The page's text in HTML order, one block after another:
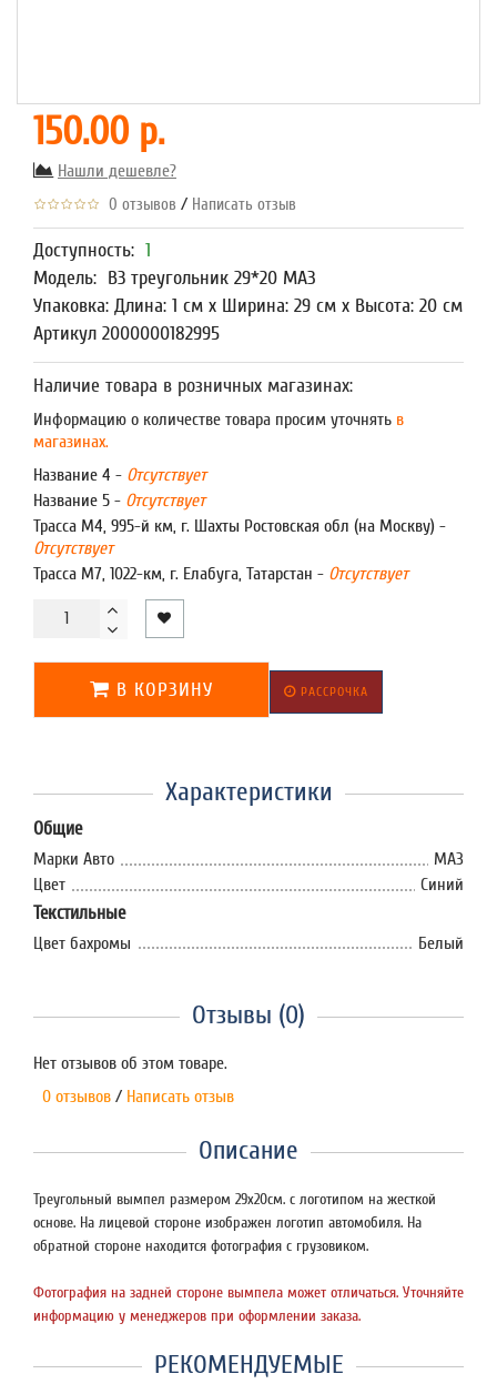
150.00 р.
Нашли дешевле?
0 отзывов / Написать отзыв
Доступность: 1
Модель: В3 треугольник 29*20 МАЗ
Упаковка: Длина: 1 см x Ширина: 29 см x Высота: 20 см
Артикул 2000000182995
Наличие товара в розничных магазинах:
Информацию о количестве товара просим уточнять в
магазинах.
Название 4 - Отсутствует
Название 5 - Отсутствует
Трасса М4, 995-й км, г. Шахты Ростовская обл (на Москву) -
Отсутствует
Трасса М7, 1022-км, г. Елабуга, Татарстан - Отсутствует
В КОРЗИНУ РАССРОЧКА
Характеристики
Общие
Марки Авто
МАЗ
Цвет
Синий
Текстильные
Цвет бахромы Белый
Отзывы (0)
Нет отзывов об этом товаре.
0 отзывов / Написать отзыв
Описание
Треугольный вымпел размером 29х20см. с логотипом на жесткой
основе. На лицевой стороне изображен логотип автомобиля. На
обратной стороне находится фотография с грузовиком.
Фотография на задней стороне вымпела может отличаться. Уточняйте
информацию у менеджеров при оформлении заказа.
РЕКОМЕНДУЕМЫЕ